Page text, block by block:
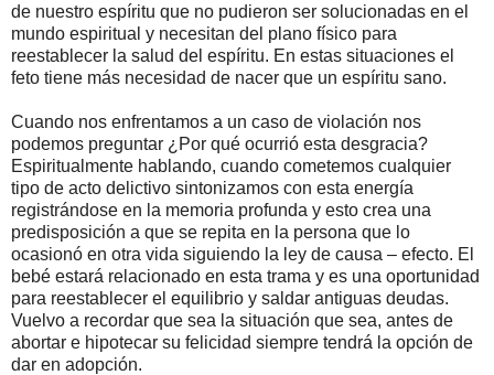
de nuestro espíritu que no pudieron ser solucionadas en el
mundo espiritual y necesitan del plano físico para
reestablecer la salud del espíritu. En estas situaciones el
feto tiene más necesidad de nacer que un espíritu sano.
Cuando nos enfrentamos a un caso de violación nos
podemos preguntar ¿Por qué ocurrió esta desgracia?
Espiritualmente hablando, cuando cometemos cualquier
tipo de acto delictivo sintonizamos con esta energía
registrándose en la memoria profunda y esto crea una
predisposición a que se repita en la persona que lo
ocasionó en otra vida siguiendo la ley de causa – efecto. El
bebé estará relacionado en esta trama y es una oportunidad
para reestablecer el equilibrio y saldar antiguas deudas.
Vuelvo a recordar que sea la situación que sea, antes de
abortar e hipotecar su felicidad siempre tendrá la opción de
dar en adopción.